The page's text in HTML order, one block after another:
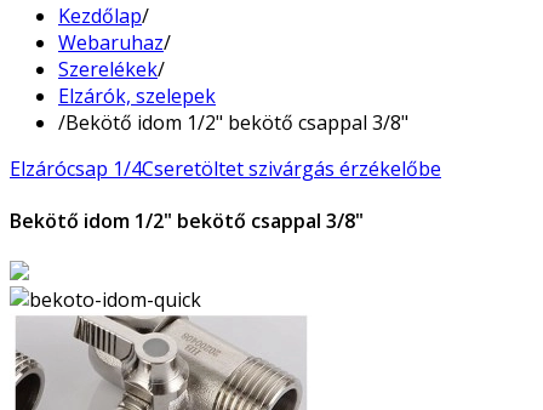
Kezdőlap/
Webaruhaz/
Szerelékek/
Elzárók, szelepek
/Bekötő idom 1/2" bekötő csappal 3/8"
Elzárócsap 1/4Cseretöltet szivárgás érzékelőbe
Bekötő idom 1/2" bekötő csappal 3/8"